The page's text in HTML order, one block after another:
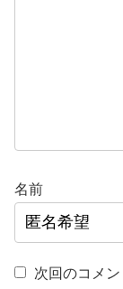
名前
次回のコメ